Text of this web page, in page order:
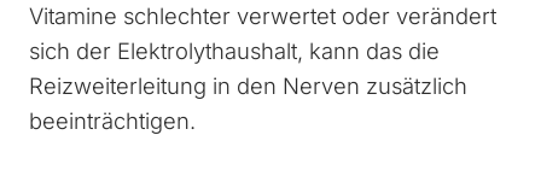
Vitamine schlechter verwertet oder verändert
sich der Elektrolythaushalt, kann das die
Reizweiterleitung in den Nerven zusätzlich
beeinträchtigen.